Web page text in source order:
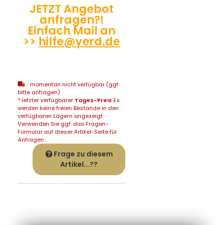
JETZT Angebot
anfragen?!
Einfach Mail an
>> hilfe@yerd.de
momentan nicht verfügbar (ggf.
bitte anfragen)
* letzter verfügbarer Tages-Preis Es
werden keine freien Bestände in den
verfügbaren Lägern angezeigt.
Verwenden Sie ggf. das Fragen-
Formular auf dieser Artikel-Seite für
Anfragen...
Frage zu diesem
Artikel...??